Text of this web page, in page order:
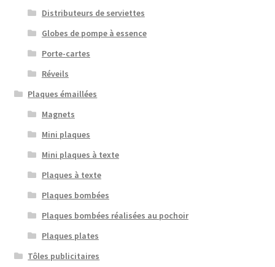
Distributeurs de serviettes
Globes de pompe à essence
Porte-cartes
Réveils
Plaques émaillées
Magnets
Mini plaques
Mini plaques à texte
Plaques à texte
Plaques bombées
Plaques bombées réalisées au pochoir
Plaques plates
Tôles publicitaires